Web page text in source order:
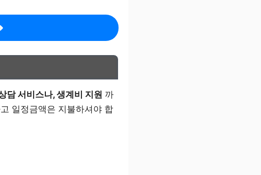
담 서비스나, 생계비 지원 까
일정금액은 지불하셔야 합